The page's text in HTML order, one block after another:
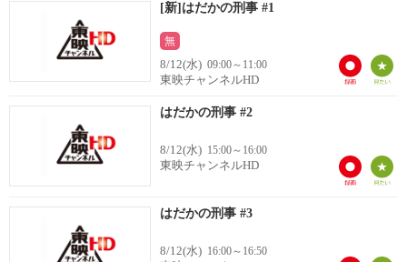
[新]はだかの刑事 #1
無
8/12(水) 09:00～11:00
東映チャンネルHD
はだかの刑事 #2
8/12(水) 15:00～16:00
東映チャンネルHD
はだかの刑事 #3
8/12(水) 16:00～16:50